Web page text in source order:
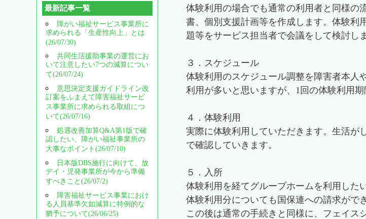
体験利用の場合でも通常の利用者と同様の
書、個別支援計画等を作成します。体験利
題等をサービス担当者で会議をして検討しま
３．スケジュール
体験利用のスケジュール調整を障害者本人
利用が多いと思いますが、1回の体験利用
４．体験利用
実際に体験利用していただきます。生活が
で確認していきます。
５．入所
体験利用を経てグループホームを利用した
体験利用分についても国保連への請求がで
この後は通常の手続きと同様に、フェイス
最新記事一覧
障がい福祉サービス事業所に
求められる「生産性向上」とは
(26/07/30)
共同生活援助事業の運営にお
いて注意したい7つの減算につい
て(26/07/24)
意思決定支援ガイドライン改
訂案をふまえて障害福祉サービ
ス事業所に求められる取組につ
いて(26/07/16)
処遇改善加算Q&A第1版で確
認したい、障がい福祉事業所の
大事なポイント(26/07/10)
日本版DBS施行に向けて、放
デイ・児発事業所が今から準備
すべきこと(26/07/2)
障害福祉サービス事業におけ
る人員基準欠如減算に特例的な
猶予について(26/06/25)